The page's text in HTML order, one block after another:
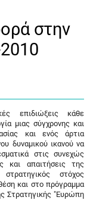
στην
επιδιώξεις κάθε
μιας σύγχρονης και
και ενός άρτια
δυναμικού ικανού να
στις συνεχώς
και απαιτήσεις της
στόχος
και στο πρόγραμμα
Στρατηγικής "Ευρώπη